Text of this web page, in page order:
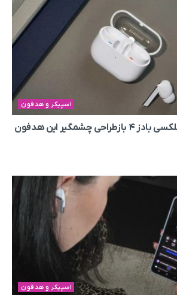
اسپیکر و هدفون
رندرهای فاش‌شده گلکسی بادز ۴ بازطراحی چشمگیر این هدفون
اسپیکر و هدفون